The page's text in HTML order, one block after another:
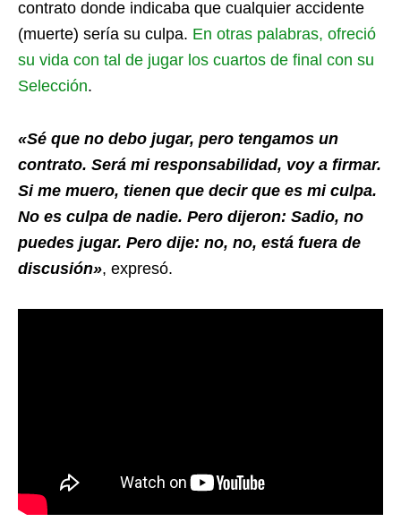
contrato donde indicaba que cualquier accidente
(muerte) sería su culpa. En otras palabras, ofreció
su vida con tal de jugar los cuartos de final con su
Selección.
«Sé que no debo jugar, pero tengamos un
contrato. Será mi responsabilidad, voy a firmar.
Si me muero, tienen que decir que es mi culpa.
No es culpa de nadie. Pero dijeron: Sadio, no
puedes jugar. Pero dije: no, no, está fuera de
discusión», expresó.